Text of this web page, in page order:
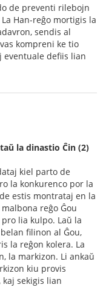
de preventi rilebojn
Han-reĝo mortigis la
sendis al
kompreni ke tio
defiis lian
la dinastio Ĉin (2)
kiel parto de
la konkurenco por la
estis montrataj en la
reĝo Ĝou
lia kulpo. Laŭ la
filinon al Ĝou,
la reĝon kolera. La
la markizon. Li ankaŭ
kiu provis
sekigis lian